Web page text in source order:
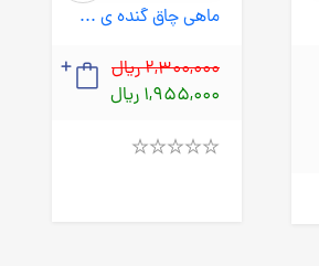
ماهی چاق گنده ی من که زامبی شد 03- باله های خشم (پرتقال) رقعی شومیز
2,300,000 ریال
1,955,000 ریال